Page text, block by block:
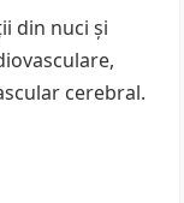
din nuci și
cerebral.